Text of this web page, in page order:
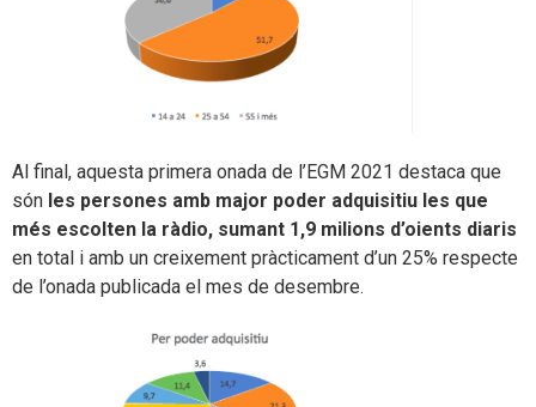
Al final, aquesta primera onada de l’EGM 2021 destaca que
són les persones amb major poder adquisitiu les que
més escolten la ràdio, sumant 1,9 milions d’oients diaris
en total i amb un creixement pràcticament d’un 25% respecte
de l’onada publicada el mes de desembre.